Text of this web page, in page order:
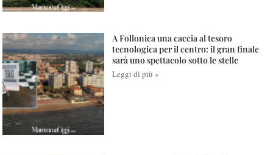
A Follonica una caccia al tesoro
tecnologica per il centro: il gran finale
sarà uno spettacolo sotto le stelle
Leggi di più »